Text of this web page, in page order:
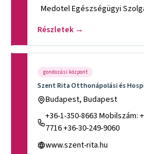
Medotel Egészségügyi
Részletek →
gondozási központ
Szent Rita Otthonápolási és
Budapest, Budapest
+36-1-350-8663 Mobilszám:
7716 +36-30-249-9060
www.szent-rita.hu